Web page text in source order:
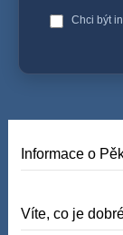
Chci být
Informace o
Víte, co je